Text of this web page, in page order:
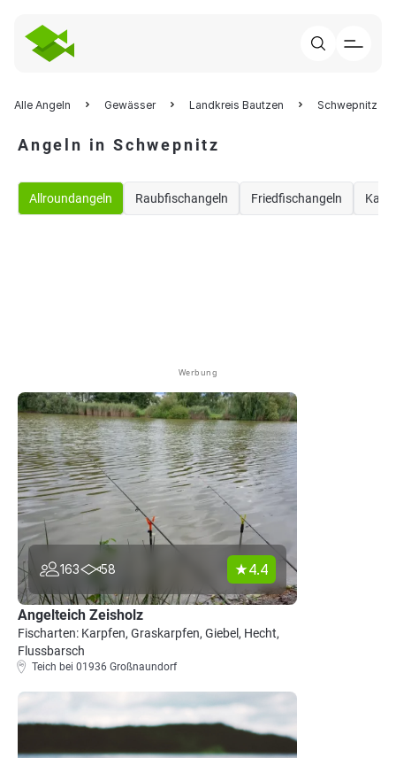
Alle Angeln Gewässer Landkreis Bautzen Schwepnitz
Angeln in Schwepnitz
Allroundangeln Raubfischangeln Friedfischangeln
Werbung
163 58 4.4
Angelteich Zeisholz
Fischarten: Karpfen, Graskarpfen, Giebel, Hecht,
Flussbarsch
Teich bei 01936 Großnaundorf